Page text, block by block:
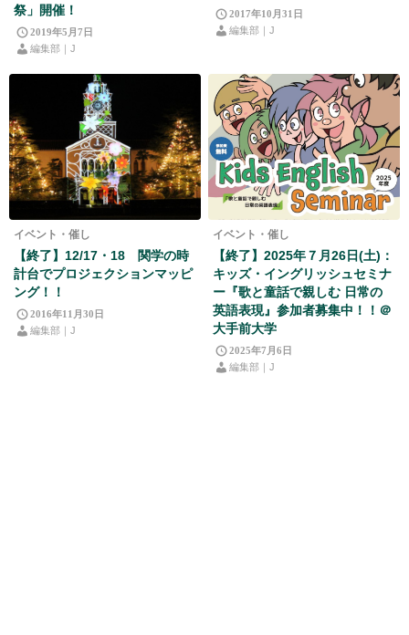
祭」開催！
2019年5月7日
編集部｜J
2017年10月31日
編集部｜J
イベント・催し
【終了】12/17・18 関学の時
計台でプロジェクションマッピ
ング！！
2016年11月30日
編集部｜J
イベント・催し
【終了】2025年７月26日(土)：
キッズ・イングリッシュセミナ
ー『歌と童話で親しむ 日常の
英語表現』参加者募集中！！＠
大手前大学
2025年7月6日
編集部｜J